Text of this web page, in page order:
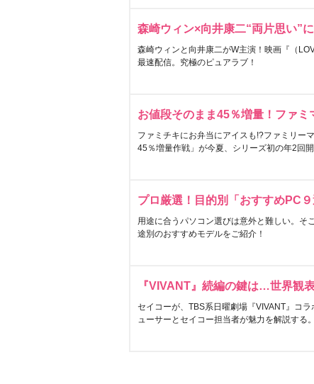
森崎ウィン×向井康二“両片思い”
森崎ウィンと向井康二がW主演！映画『（
最速配信。究極のピュアラブ！
お値段そのまま45％増量！ファミ
ファミチキにお弁当にアイスも!?ファミリー
45％増量作戦」が今夏、シリーズ初の年2回開
プロ厳選！目的別「おすすめPC
用途に合うパソコン選びは意外と難しい。そ
途別のおすすめモデルをご紹介！
『VIVANT』続編の鍵は…世界観
セイコーが、TBS系日曜劇場『VIVANT』コ
ューサーとセイコー担当者が魅力を解説する。